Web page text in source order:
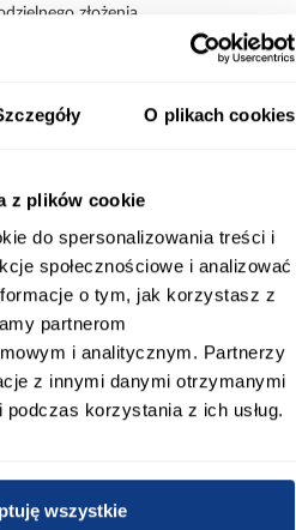
O plikach cookies
z plików cookie
do spersonalizowania treści i
społecznościowe i analizować
o tym, jak korzystasz z
partnerom
i analitycznym. Partnerzy
z innymi danymi otrzymanymi
korzystania z ich usług.
wszystkie
złożenia
– minimalistyczna
łączy kompaktowe wymiary,
Informacje o